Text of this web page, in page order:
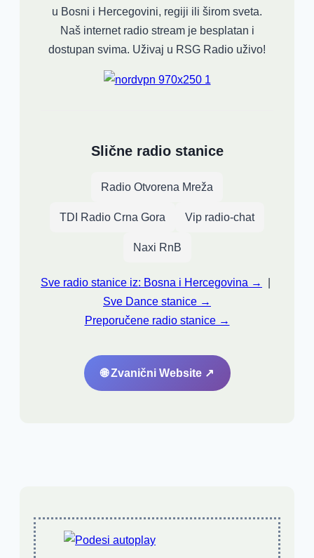
u Bosni i Hercegovini, regiji ili širom sveta.
Naš internet radio stream je besplatan i
dostupan svima. Uživaj u RSG Radio uživo!
Slične radio stanice
Radio Otvorena Mreža
TDI Radio Crna Gora Vip radio-chat
Naxi RnB
Sve radio stanice iz: Bosna i Hercegovina →
Sve Dance stanice →
Preporučene radio stanice →
🌐 Zvanični Website ↗